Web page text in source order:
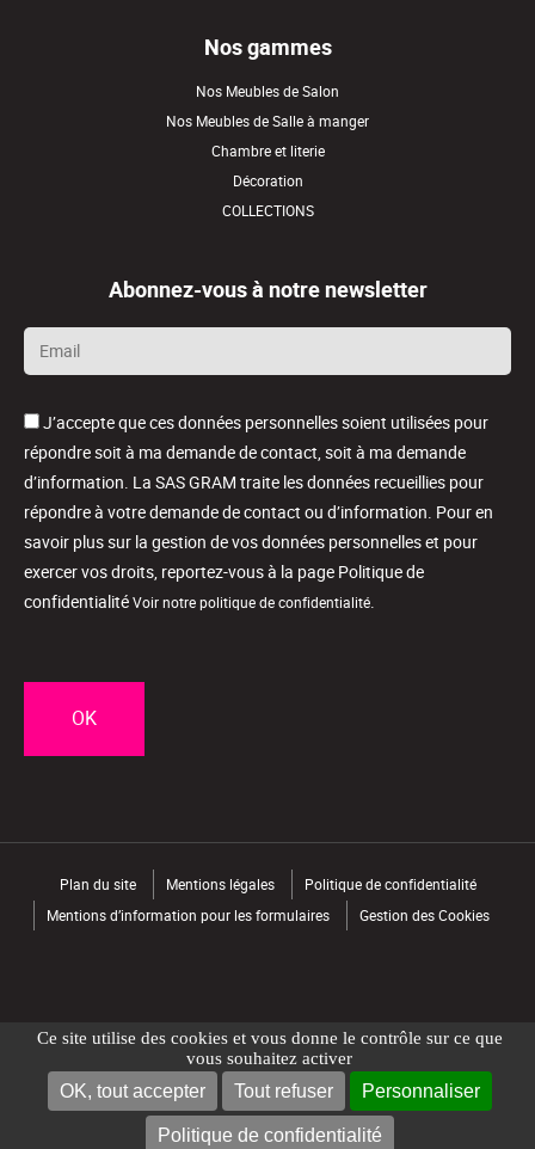
Ce site utilise des cookies et vous donne le contrôle sur ce que
vous souhaitez activer
OK, tout accepter Tout refuser Personnaliser
Politique de confidentialité
NOUS CONTACTER TROUVER UN MAGASIN
Nos gammes
Nos Meubles de Salon
Nos Meubles de Salle à manger
Chambre et literie
Décoration
COLLECTIONS
Abonnez-vous à notre newsletter
Email
*
J’accepte que ces données personnelles soient utilisées pour
répondre soit à ma demande de contact, soit à ma demande
d’information. La SAS GRAM traite les données recueillies pour
répondre à votre demande de contact ou d’information. Pour en
savoir plus sur la gestion de vos données personnelles et pour
exercer vos droits, reportez-vous à la page Politique de
confidentialitéVoir notre politique de confidentialité.
Plan du site Mentions légales
Politique de confidentialité
Mentions d’information pour les formulaires
Gestion des Cookies